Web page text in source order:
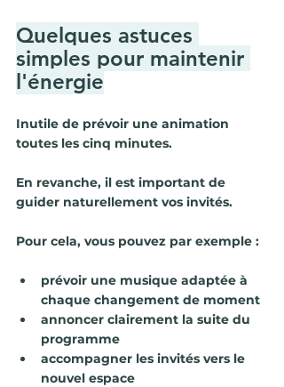
Quelques astuces
simples pour maintenir
l'énergie
Inutile de prévoir une animation
toutes les cinq minutes.
En revanche, il est important de
guider naturellement vos invités.
Pour cela, vous pouvez par exemple :
prévoir une musique adaptée à
chaque changement de moment
annoncer clairement la suite du
programme
accompagner les invités vers le
nouvel espace